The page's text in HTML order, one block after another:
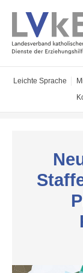
Leichte Sprache